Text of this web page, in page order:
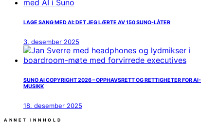
LAGE SANG MED AI: DET JEG LÆRTE AV 150 SUNO-LÅTER
3. desember 2025
SUNO AI COPYRIGHT 2026 – OPPHAVSRETT OG RETTIGHETER FOR AI-
MUSIKK
18. desember 2025
ANNET INNHOLD